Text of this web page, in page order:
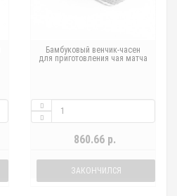
Бамбуковый венчик-часен
для приготовления чая матча
860.66 р.
ЗАКОНЧИЛСЯ